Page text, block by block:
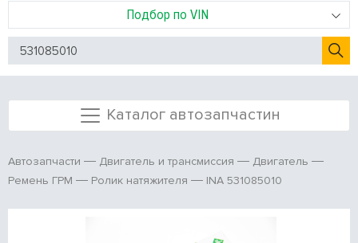
Подбор по VIN
Каталог автозапчастин
Автозапчасти Двигатель и трансмиссия
Двигатель
Ремень ГРМ
Ролик натяжителя INA 531085010